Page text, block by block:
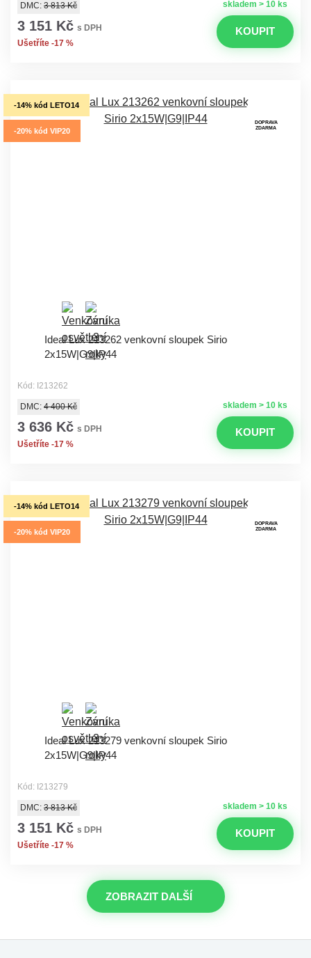
skladem > 10 ks
DMC: 3 813 Kč
3 151 Kč s DPH
Ušetříte -17 %
KOUPIT
-14% kód LETO14
-20% kód VIP20
DOPRAVA
ZDARMA
Ideal Lux 213262 venkovní sloupek Sirio
2x15W|G9|IP44
Kód: I213262
skladem > 10 ks
DMC: 4 400 Kč
3 636 Kč s DPH
Ušetříte -17 %
KOUPIT
-14% kód LETO14
-20% kód VIP20
DOPRAVA
ZDARMA
Ideal Lux 213279 venkovní sloupek Sirio
2x15W|G9|IP44
Kód: I213279
skladem > 10 ks
DMC: 3 813 Kč
3 151 Kč s DPH
Ušetříte -17 %
KOUPIT
ZOBRAZIT DALŠÍ